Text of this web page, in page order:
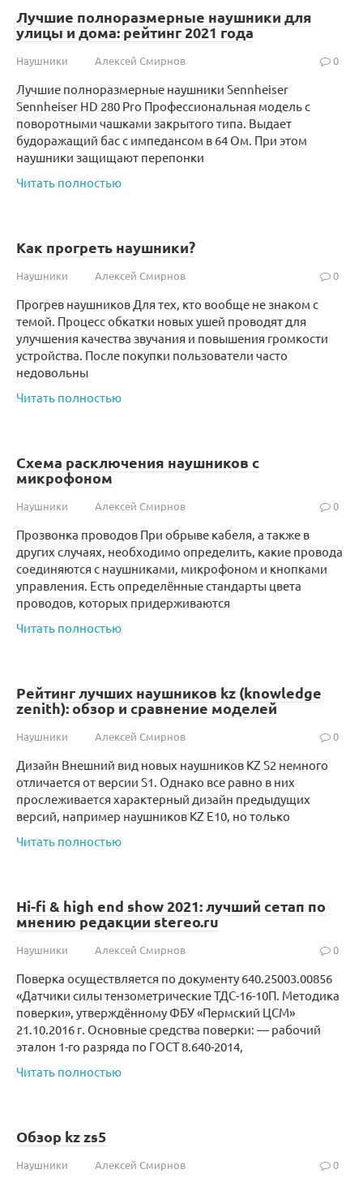
Лучшие полноразмерные наушники для
улицы и дома: рейтинг 2021 года
Наушники Алексей Смирнов 0
Лучшие полноразмерные наушники Sennheiser
Sennheiser HD 280 Pro Профессиональная модель с
поворотными чашками закрытого типа. Выдает
будоражащий бас с импедансом в 64 Ом. При этом
наушники защищают перепонки
Читать полностью
Как прогреть наушники?
Наушники Алексей Смирнов 0
Прогрев наушников Для тех, кто вообще не знаком с
темой. Процесс обкатки новых ушей проводят для
улучшения качества звучания и повышения громкости
устройства. После покупки пользователи часто
недовольны
Читать полностью
Схема расключения наушников с
микрофоном
Наушники Алексей Смирнов 0
Прозвонка проводов При обрыве кабеля, а также в
других случаях, необходимо определить, какие провода
соединяются с наушниками, микрофоном и кнопками
управления. Есть определённые стандарты цвета
проводов, которых придерживаются
Читать полностью
Рейтинг лучших наушников kz (knowledge
zenith): обзор и сравнение моделей
Наушники Алексей Смирнов 0
Дизайн Внешний вид новых наушников KZ S2 немного
отличается от версии S1. Однако все равно в них
прослеживается характерный дизайн предыдущих
версий, например наушников KZ E10, но только
Читать полностью
Hi-fi & high end show 2021: лучший сетап по
мнению редакции stereo.ru
Наушники Алексей Смирнов 0
Поверка осуществляется по документу 640.25003.00856
«Датчики силы тензометрические ТДС-16-10П. Методика
поверки», утверждённому ФБУ «Пермский ЦСМ»
21.10.2016 г. Основные средства поверки: — рабочий
эталон 1-го разряда по ГОСТ 8.640-2014,
Читать полностью
Обзор kz zs5
Наушники Алексей Смирнов 0